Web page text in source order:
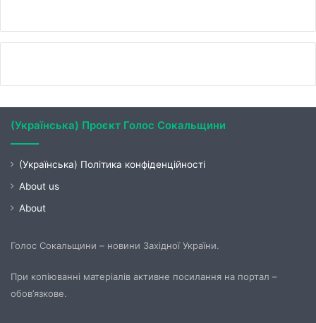
(Українська) Проєкт Голос Сокальщини
(Українська) Політика конфіденційності
About us
About
Голос Сокальщини – новини Західної України.
При копіюванні матеріалів активне посилання на портал –
обов’язкове.